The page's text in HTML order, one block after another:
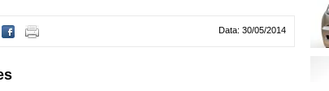
Data: 30/05/2014